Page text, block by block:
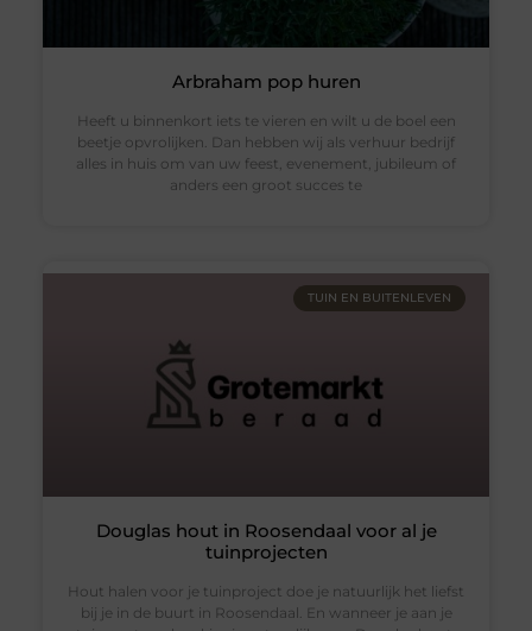
Arbraham pop huren
Heeft u binnenkort iets te vieren en wilt u de boel een
beetje opvrolijken. Dan hebben wij als verhuur bedrijf
alles in huis om van uw feest, evenement, jubileum of
anders een groot succes te
TUIN EN BUITENLEVEN
Douglas hout in Roosendaal voor al je
tuinprojecten
Hout halen voor je tuinproject doe je natuurlijk het liefst
bij je in de buurt in Roosendaal. En wanneer je aan je